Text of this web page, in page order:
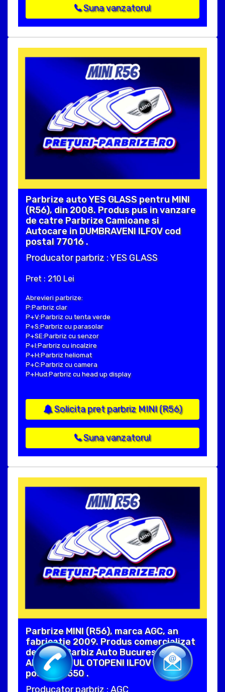
Suna vanzatorul
Parbrize auto YES GLASS pentru MINI
(R56), din 2008. Produs pus in vanzare
de catre Parbrize Camioane si
Autocare in DUMBRAVENI ILFOV cod
postal 77016 .
Producator parbriz : YES GLASS
Pret : 210 Lei
Abrevieri parbrize:
P:Parbriz clar
P+V:Parbriz cu tenta verde
P+S:Parbriz cu parasolar
P+SE:Parbriz cu senzor
P+I:Parbriz cu incalzire
P+H:Parbriz heliomat
P+C:Parbriz cu camera
P+Hud:Parbriz cu head up display
Solicita pret parbriz MINI (R56)
Suna vanzatorul
Parbrize MINI (R56), marca AGC, an
fabricatie 2009. Produs comercializat
de catre Parbiz Auto Bucuresti in
AEROPORTUL OTOPENI ILFOV cod
postal 75550 .
Producator parbriz : AGC